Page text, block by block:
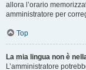
allora l’orario
amministratore per
Top
La mia lingua non è
L’amministratore